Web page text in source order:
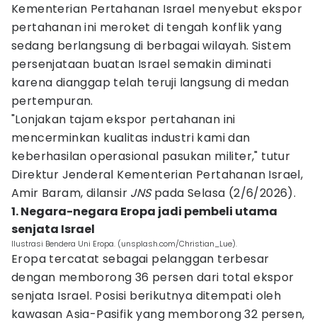
Kementerian Pertahanan Israel menyebut ekspor
pertahanan ini meroket di tengah konflik yang
sedang berlangsung di berbagai wilayah. Sistem
persenjataan buatan Israel semakin diminati
karena dianggap telah teruji langsung di medan
pertempuran.
"Lonjakan tajam ekspor pertahanan ini
mencerminkan kualitas industri kami dan
keberhasilan operasional pasukan militer," tutur
Direktur Jenderal Kementerian Pertahanan Israel,
Amir Baram, dilansir JNSpada Selasa (2/6/2026).
1. Negara-negara Eropa jadi pembeli utama
senjata Israel
Ilustrasi Bendera Uni Eropa. (unsplash.com/Christian_Lue).
Eropa tercatat sebagai pelanggan terbesar
dengan memborong 36 persen dari total ekspor
senjata Israel. Posisi berikutnya ditempati oleh
kawasan Asia-Pasifik yang memborong 32 persen,